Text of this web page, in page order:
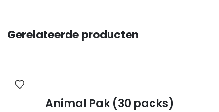
Gerelateerde producten
Animal Pak (30 packs)